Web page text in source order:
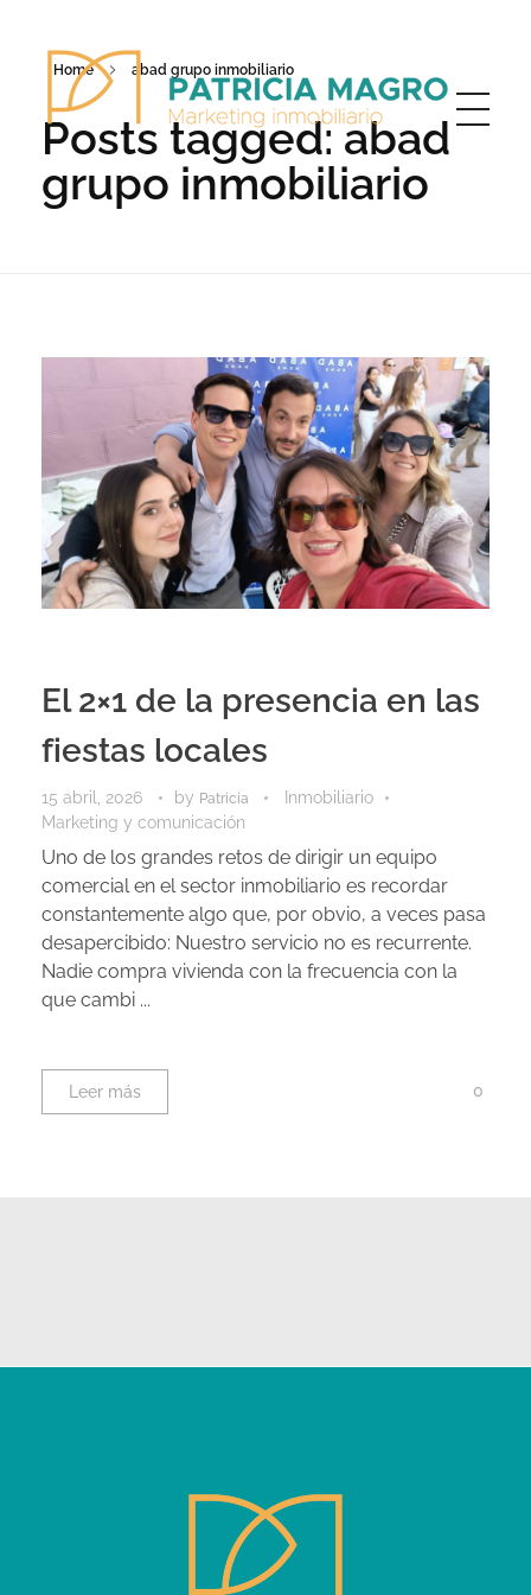
Patricia Magro - Comunicación y marketing inmobiliario
Aunque nunca me callo, guardo un par de secretos
Home abad grupo inmobiliario
Posts tagged: abad
grupo inmobiliario
El 2×1 de la presencia en las
fiestas locales
15 abril, 2026 by Patricia
Inmobiliario
Marketing y comunicación
Uno de los grandes retos de dirigir un equipo
comercial en el sector inmobiliario es recordar
constantemente algo que, por obvio, a veces pasa
desapercibido: Nuestro servicio no es recurrente.
Nadie compra vivienda con la frecuencia con la
que cambi ...
Leer más 0